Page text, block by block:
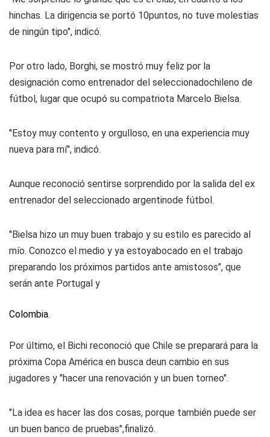
hinchas. La dirigencia se portó 10puntos, no tuve molestias
de ningún tipo", indicó.
Por otro lado, Borghi, se mostró muy feliz por la
designación como entrenador del seleccionadochileno de
fútbol, lugar que ocupó su compatriota Marcelo Bielsa.
"Estoy muy contento y orgulloso, en una experiencia muy
nueva para mí", indicó.
Aunque reconoció sentirse sorprendido por la salida del ex
entrenador del seleccionado argentinode fútbol.
"Bielsa hizo un muy buen trabajo y su estilo es parecido al
mío. Conozco el medio y ya estoyabocado en el trabajo
preparando los próximos partidos ante amistosos", que
serán ante Portugal y
Colombia.
Por último, el Bichi reconoció que Chile se preparará para la
próxima Copa América en busca deun cambio en sus
jugadores y "hacer una renovación y un buen torneo".
"La idea es hacer las dos cosas, porque también puede ser
un buen banco de pruebas",finalizó.